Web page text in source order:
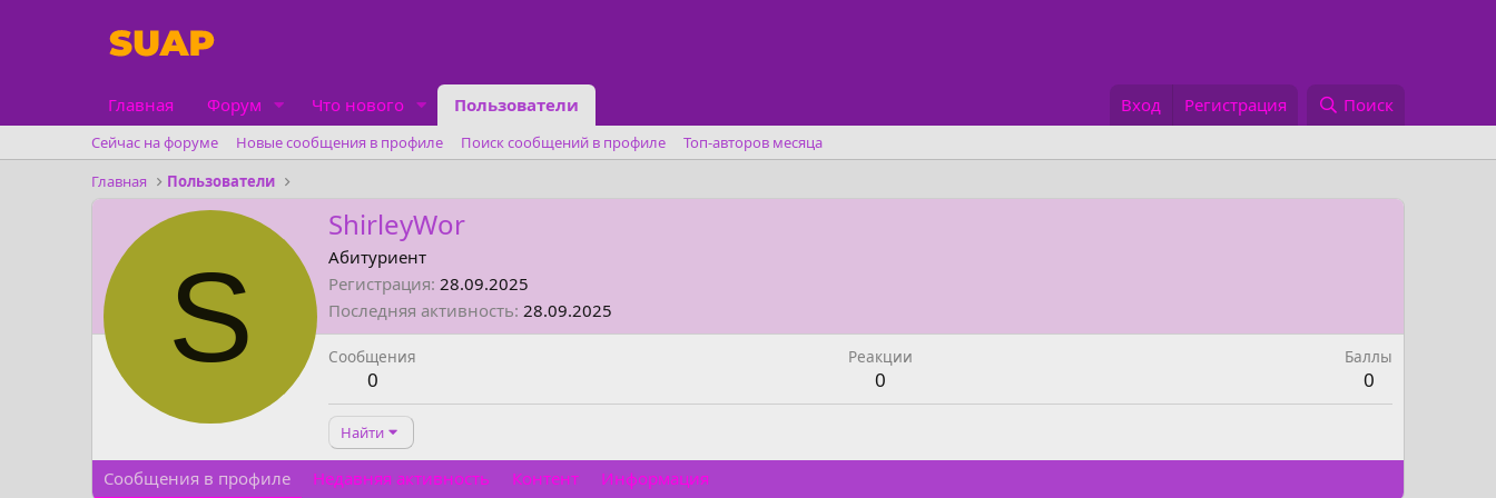
Главная Форум Что нового Пользователи Вход Регистрация Поиск
Сейчас на форуме Новые сообщения в профиле Поиск сообщений в профиле
Топ-авторов месяца
Главная
Пользователи
S
ShirleyWor
Абитуриент
Регистрация 28.09.2025
Последняя активность 28.09.2025
Сообщения
0
Реакции
0
Баллы
0
Найти
Сообщения в профиле Недавняя активность Контент Информация